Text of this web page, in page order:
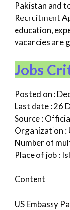
Pakistan and
Recruitment
education,
vacancies are
Jobs
Posted on :
Last date : 26
Source :
Organization :
Number of
Place of job :
Content
US Embassy